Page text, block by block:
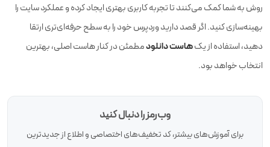
روش به شما کمک می‌کنند تا تجربه کاربری بهتری ایجاد کرده و عملکرد سایت را
بهینه‌سازی کنید. اگر قصد دارید وردپرس خود را به سطح حرفه‌ای‌تری ارتقا
دهید، استفاده از یکهاست دانلودمطمئن در کنار هاست اصلی، بهترین
انتخاب خواهد بود.
وب‌رمز را دنبال کنید
برای آموزش‌های بیشتر، کد تخفیف‌های اختصاصی و اطلاع از جدیدترین